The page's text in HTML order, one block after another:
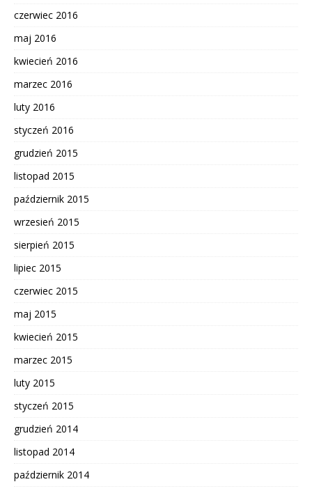
czerwiec 2016
maj 2016
kwiecień 2016
marzec 2016
luty 2016
styczeń 2016
grudzień 2015
listopad 2015
październik 2015
wrzesień 2015
sierpień 2015
lipiec 2015
czerwiec 2015
maj 2015
kwiecień 2015
marzec 2015
luty 2015
styczeń 2015
grudzień 2014
listopad 2014
październik 2014